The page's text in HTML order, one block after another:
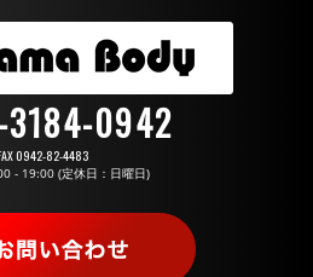
0942
0942-82-4483
- 19:00 (定休日：日曜日)